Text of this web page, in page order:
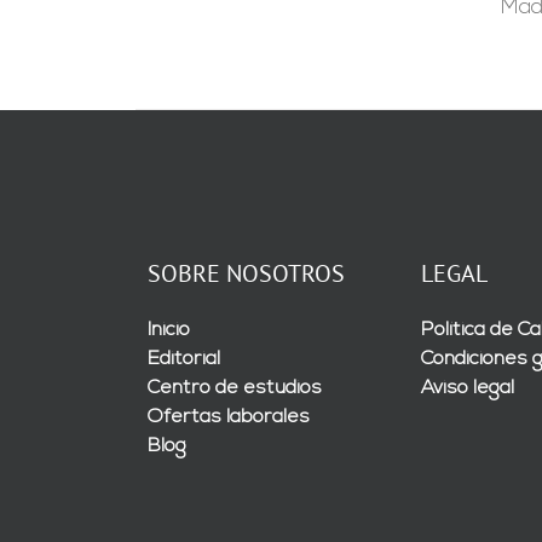
SOBRE NOSOTROS
Inicio
Editorial
Centro de estudios
Ofertas laborales
Blog
LEGAL
Política de
Condiciones
Aviso legal